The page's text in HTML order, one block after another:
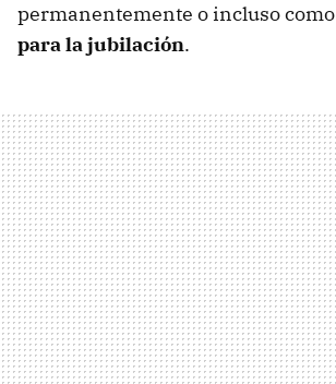
permanentemente o incluso como
para la jubilación.